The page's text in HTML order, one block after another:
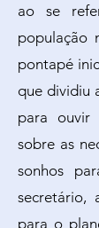
ao se
população
pontapé
que dividiu
para ouvir
sobre as
sonhos
secretário,
para o